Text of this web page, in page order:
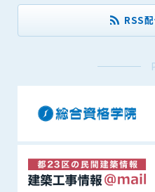
RSS
第7条（登録内容の削除）
管理者は、会員が登録した内
(1) 登録されている情報が、
(2) 建設資料館の運営および
(3) 広告掲載料金の支払が遅延
(4) その他、管理者が不適当
第8条（サービスの変更・中止
管理者は、会員の承諾なく、
廃止を含み)し、本サービスの